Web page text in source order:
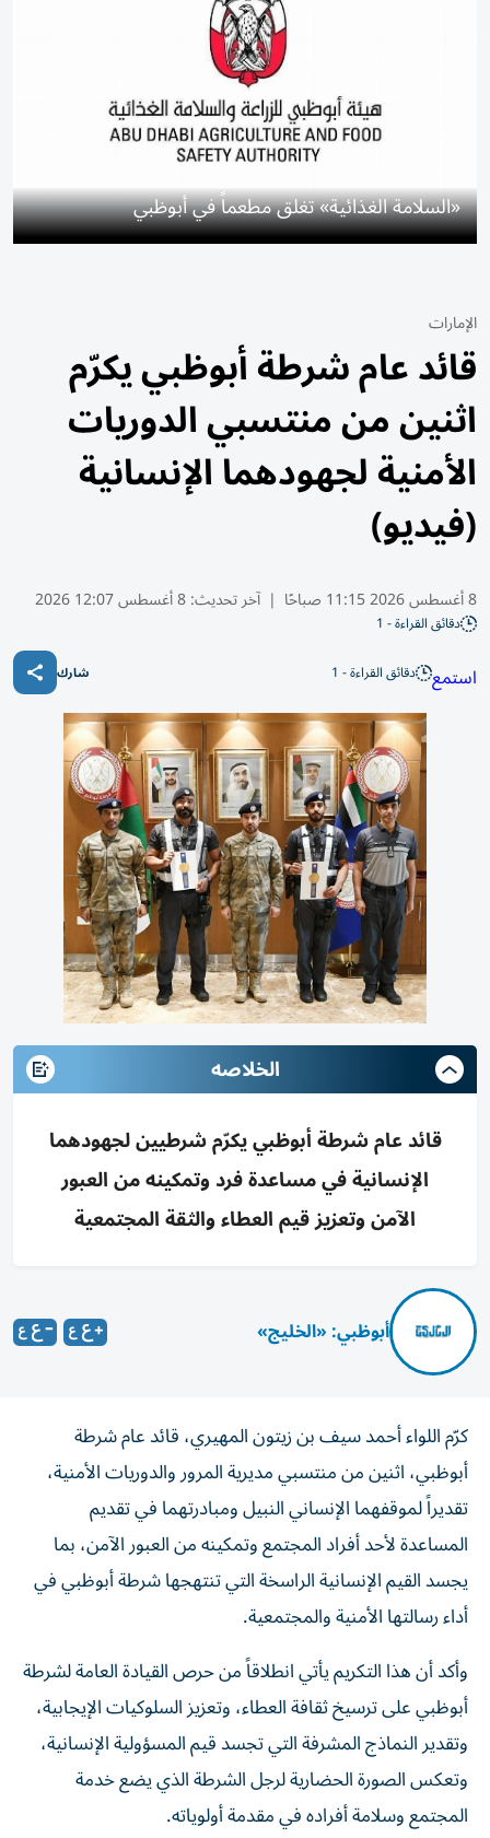
«السلامة الغذائية» تغلق مطعماً في أبوظبي
الإمارات
قائد عام شرطة أبوظبي يكرّم
اثنين من منتسبي الدوريات
الأمنية لجهودهما الإنسانية
(فيديو)
8 أغسطس 2026 11:15 صباحًا | آخر تحديث:8 أغسطس 12:07 2026
دقائق القراءة - 1
استمع دقائق القراءة - 1 شارك
الخلاصه
قائد عام شرطة أبوظبي يكرّم شرطيين لجهودهما
الإنسانية في مساعدة فرد وتمكينه من العبور
الآمن وتعزيز قيم العطاء والثقة المجتمعية
أبوظبي: «الخليج»
كرّم اللواء أحمد سيف بن زيتون المهيري، قائد عام شرطة
أبوظبي، اثنين من منتسبي مديرية المرور والدوريات الأمنية،
تقديراً لموقفهما الإنساني النبيل ومبادرتهما في تقديم
المساعدة لأحد أفراد المجتمع وتمكينه من العبور الآمن، بما
يجسد القيم الإنسانية الراسخة التي تنتهجها شرطة أبوظبي في
أداء رسالتها الأمنية والمجتمعية.
وأكد أن هذا التكريم يأتي انطلاقاً من حرص القيادة العامة لشرطة
أبوظبي على ترسيخ ثقافة العطاء، وتعزيز السلوكيات الإيجابية،
وتقدير النماذج المشرفة التي تجسد قيم المسؤولية الإنسانية،
وتعكس الصورة الحضارية لرجل الشرطة الذي يضع خدمة
المجتمع وسلامة أفراده في مقدمة أولوياته.